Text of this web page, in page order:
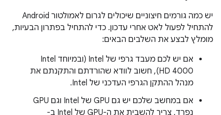
יש כמה גורמים חיצוניים שיכולים לגרום לאמולטור Android
להתחיל לפעול לאט אחרי עדכון. כדי להתחיל בפתרון הבעיות,
מומלץ לבצע את השלבים הבאים:
אם יש לכם מעבד גרפי של Intel (ובמיוחד Intel
HD 4000), חשוב לוודא שהורדתם והתקנתם את
מנהל ההתקן הגרפי העדכני של Intel.
אם במחשב שלכם יש גם GPU של Intel וגם GPU
נפרד, צריך להשבית את ה-GPU של Intel ב-